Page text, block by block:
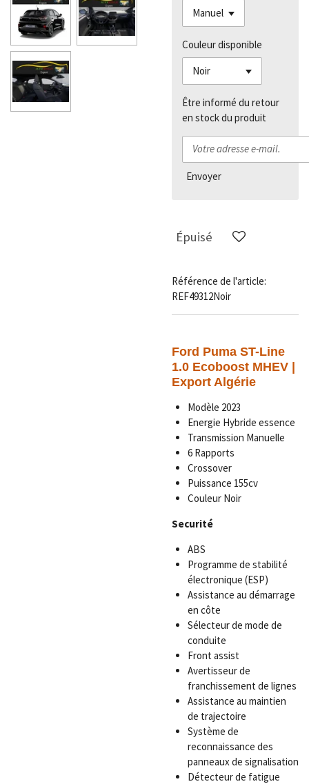
Couleur disponible
Être informé du retour
en stock du produit
Envoyer
Épuisé
Référence de l'article:
REF49312Noir
Ford Puma ST-Line
1.0 Ecoboost MHEV |
Export Algérie
Modèle 2023
Energie Hybride essence
Transmission Manuelle
6 Rapports
Crossover
Puissance 155cv
Couleur Noir
Securité
ABS
Programme de stabilité
électronique (ESP)
Assistance au démarrage
en côte
Sélecteur de mode de
conduite
Front assist
Avertisseur de
franchissement de lignes
Assistance au maintien
de trajectoire
Système de
reconnaissance des
panneaux de signalisation
Détecteur de fatigue